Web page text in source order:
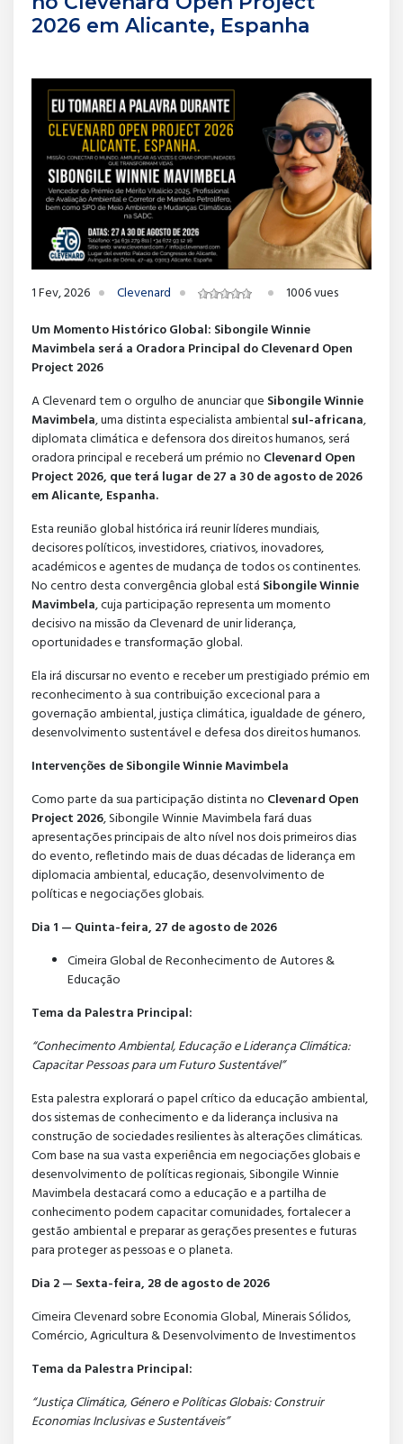
2026 em Alicante, Espanha
1 Fev, 2026 Clevenard
1006 vues
Um Momento Histórico Global: Sibongile Winnie
Mavimbela será a Oradora Principal do Clevenard Open
Project 2026
A Clevenard tem o orgulho de anunciar que Sibongile Winnie
Mavimbela, uma distinta especialista ambiental sul-africana,
diplomata climática e defensora dos direitos humanos, será
oradora principal e receberá um prémio no Clevenard Open
Project 2026, que terá lugar de 27 a 30 de agosto de 2026
em Alicante, Espanha.
Esta reunião global histórica irá reunir líderes mundiais,
decisores políticos, investidores, criativos, inovadores,
académicos e agentes de mudança de todos os continentes.
No centro desta convergência global está Sibongile Winnie
Mavimbela, cuja participação representa um momento
decisivo na missão da Clevenard de unir liderança,
oportunidades e transformação global.
Ela irá discursar no evento e receber um prestigiado prémio em
reconhecimento à sua contribuição excecional para a
governação ambiental, justiça climática, igualdade de género,
desenvolvimento sustentável e defesa dos direitos humanos.
Intervenções de Sibongile Winnie Mavimbela
Como parte da sua participação distinta no Clevenard Open
Project 2026, Sibongile Winnie Mavimbela fará duas
apresentações principais de alto nível nos dois primeiros dias
do evento, refletindo mais de duas décadas de liderança em
diplomacia ambiental, educação, desenvolvimento de
políticas e negociações globais.
Dia 1 — Quinta-feira, 27 de agosto de 2026
Cimeira Global de Reconhecimento de Autores &
Educação
Tema da Palestra Principal:
“Conhecimento Ambiental, Educação e Liderança Climática:
Capacitar Pessoas para um Futuro Sustentável”
Esta palestra explorará o papel crítico da educação ambiental,
dos sistemas de conhecimento e da liderança inclusiva na
construção de sociedades resilientes às alterações climáticas.
Com base na sua vasta experiência em negociações globais e
desenvolvimento de políticas regionais, Sibongile Winnie
Mavimbela destacará como a educação e a partilha de
conhecimento podem capacitar comunidades, fortalecer a
gestão ambiental e preparar as gerações presentes e futuras
para proteger as pessoas e o planeta.
Dia 2 — Sexta-feira, 28 de agosto de 2026
Cimeira Clevenard sobre Economia Global, Minerais Sólidos,
Comércio, Agricultura & Desenvolvimento de Investimentos
Tema da Palestra Principal:
“Justiça Climática, Género e Políticas Globais: Construir
Economias Inclusivas e Sustentáveis”